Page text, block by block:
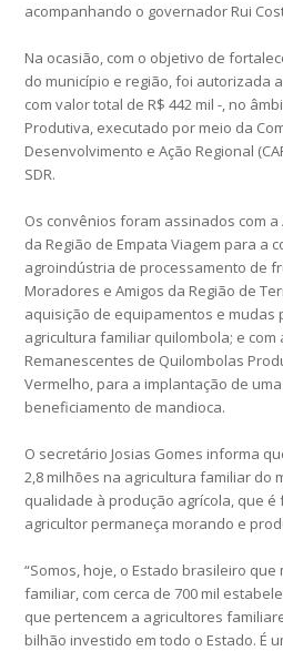
acompanhando o governador Rui
Na ocasião, com o objetivo de
do município e região, foi autorizada
com valor total de R$ 442 mil -, no
Produtiva, executado por meio da
Desenvolvimento e Ação Regional
SDR.
Os convênios foram assinados com
da Região de Empata Viagem para a
agroindústria de processamento de
Moradores e Amigos da Região de
aquisição de equipamentos e mudas
agricultura familiar quilombola; e com
Remanescentes de Quilombolas
Vermelho, para a implantação de
beneficiamento de mandioca.
O secretário Josias Gomes informa
2,8 milhões na agricultura familiar do
qualidade à produção agrícola, que
agricultor permaneça morando e
“Somos, hoje, o Estado brasileiro
familiar, com cerca de 700 mil
que pertencem a agricultores
bilhão investido em todo o Estado. É